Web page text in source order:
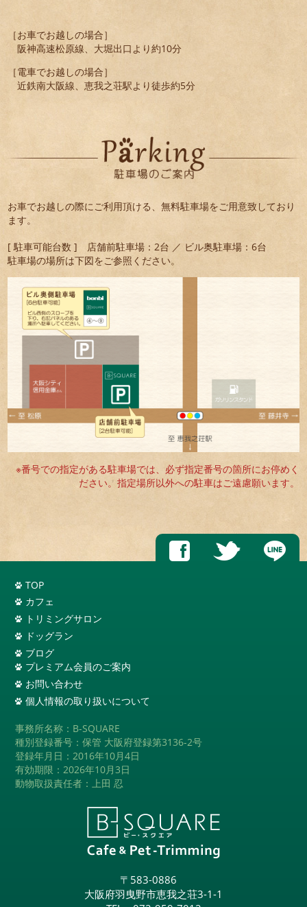
［お車でお越しの場合］
阪神高速松原線、大堀出口より約10分
［電車でお越しの場合］
近鉄南大阪線、恵我之荘駅より徒歩約5分
お車でお越しの際にご利用頂ける、無料駐車場をご用意致しており
ます。
[ 駐車可能台数 ] 店舗前駐車場：2台 ／ ビル奥駐車場：6台
駐車場の場所は下図をご参照ください。
※番号での指定がある駐車場では、必ず指定番号の箇所にお停めく
ださい。指定場所以外への駐車はご遠慮願います。
TOP
カフェ
トリミングサロン
ドッグラン
ブログ
プレミアム会員のご案内
お問い合わせ
個人情報の取り扱いについて
事務所名称：B-SQUARE
種別登録番号：保管 大阪府登録第3136-2号
登録年月日：2016年10月4日
有効期限：2026年10月3日
動物取扱責任者：上田 忍
〒583-0886
大阪府羽曳野市恵我之荘3-1-1